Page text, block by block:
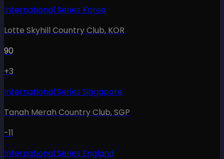
International Series Korea
Lotte Skyhill Country Club, KOR
90
+3
International Series Singapore
Tanah Merah Country Club,SGP
-11
International Series England